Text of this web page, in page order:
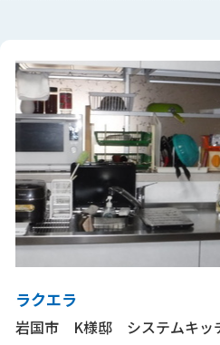
ラクエラ
岩国市 K様邸 システムキッ